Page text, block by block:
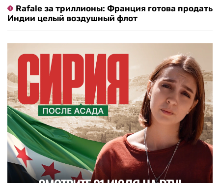
Rafale за триллионы: Франция готова продать
Индии целый воздушный флот